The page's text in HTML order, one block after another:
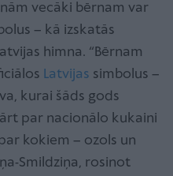
vecāki bērnam var
– kā izskatās
himna. “Bērnam
Latvijas simbolus –
kurai šāds gods
par nacionālo kukaini
kokiem – ozols un
Smildziņa, rosinot